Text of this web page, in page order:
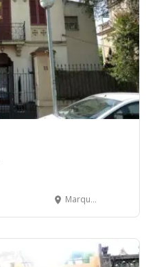
Marqués de Monistrol, 11 - SANT JUST DESVERN